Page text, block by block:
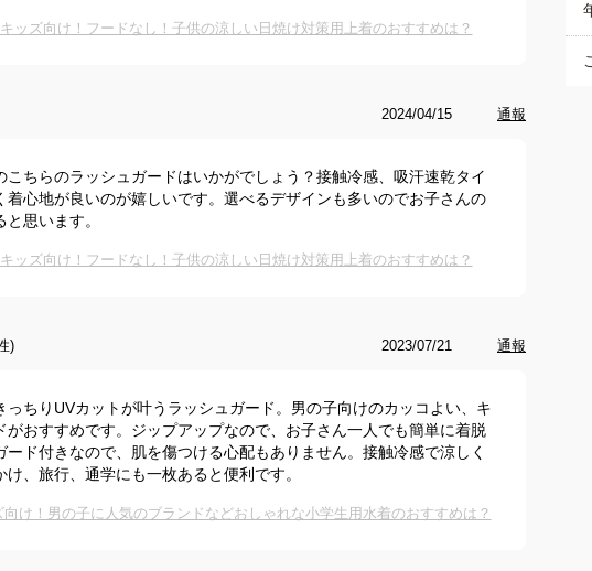
ッズ向け！フードなし！子供の涼しい日焼け対策用上着のおすすめは？
2024/04/15 通報
こちらのラッシュガードはいかがでしょう？接触冷感、吸汗速乾タイ
着心地が良いのが嬉しいです。選べるデザインも多いのでお子さんの
思います。
ッズ向け！フードなし！子供の涼しい日焼け対策用上着のおすすめは？
) 2023/07/21 通報
っちりUVカットが叶うラッシュガード。男の子向けのカッコよい、キ
がおすすめです。ジップアップなので、お子さん一人でも簡単に着脱
ド付きなので、肌を傷つける心配もありません。接触冷感で涼しく
け、旅行、通学にも一枚あると便利です。
け！男の子に人気のブランドなどおしゃれな小学生用水着のおすすめは？